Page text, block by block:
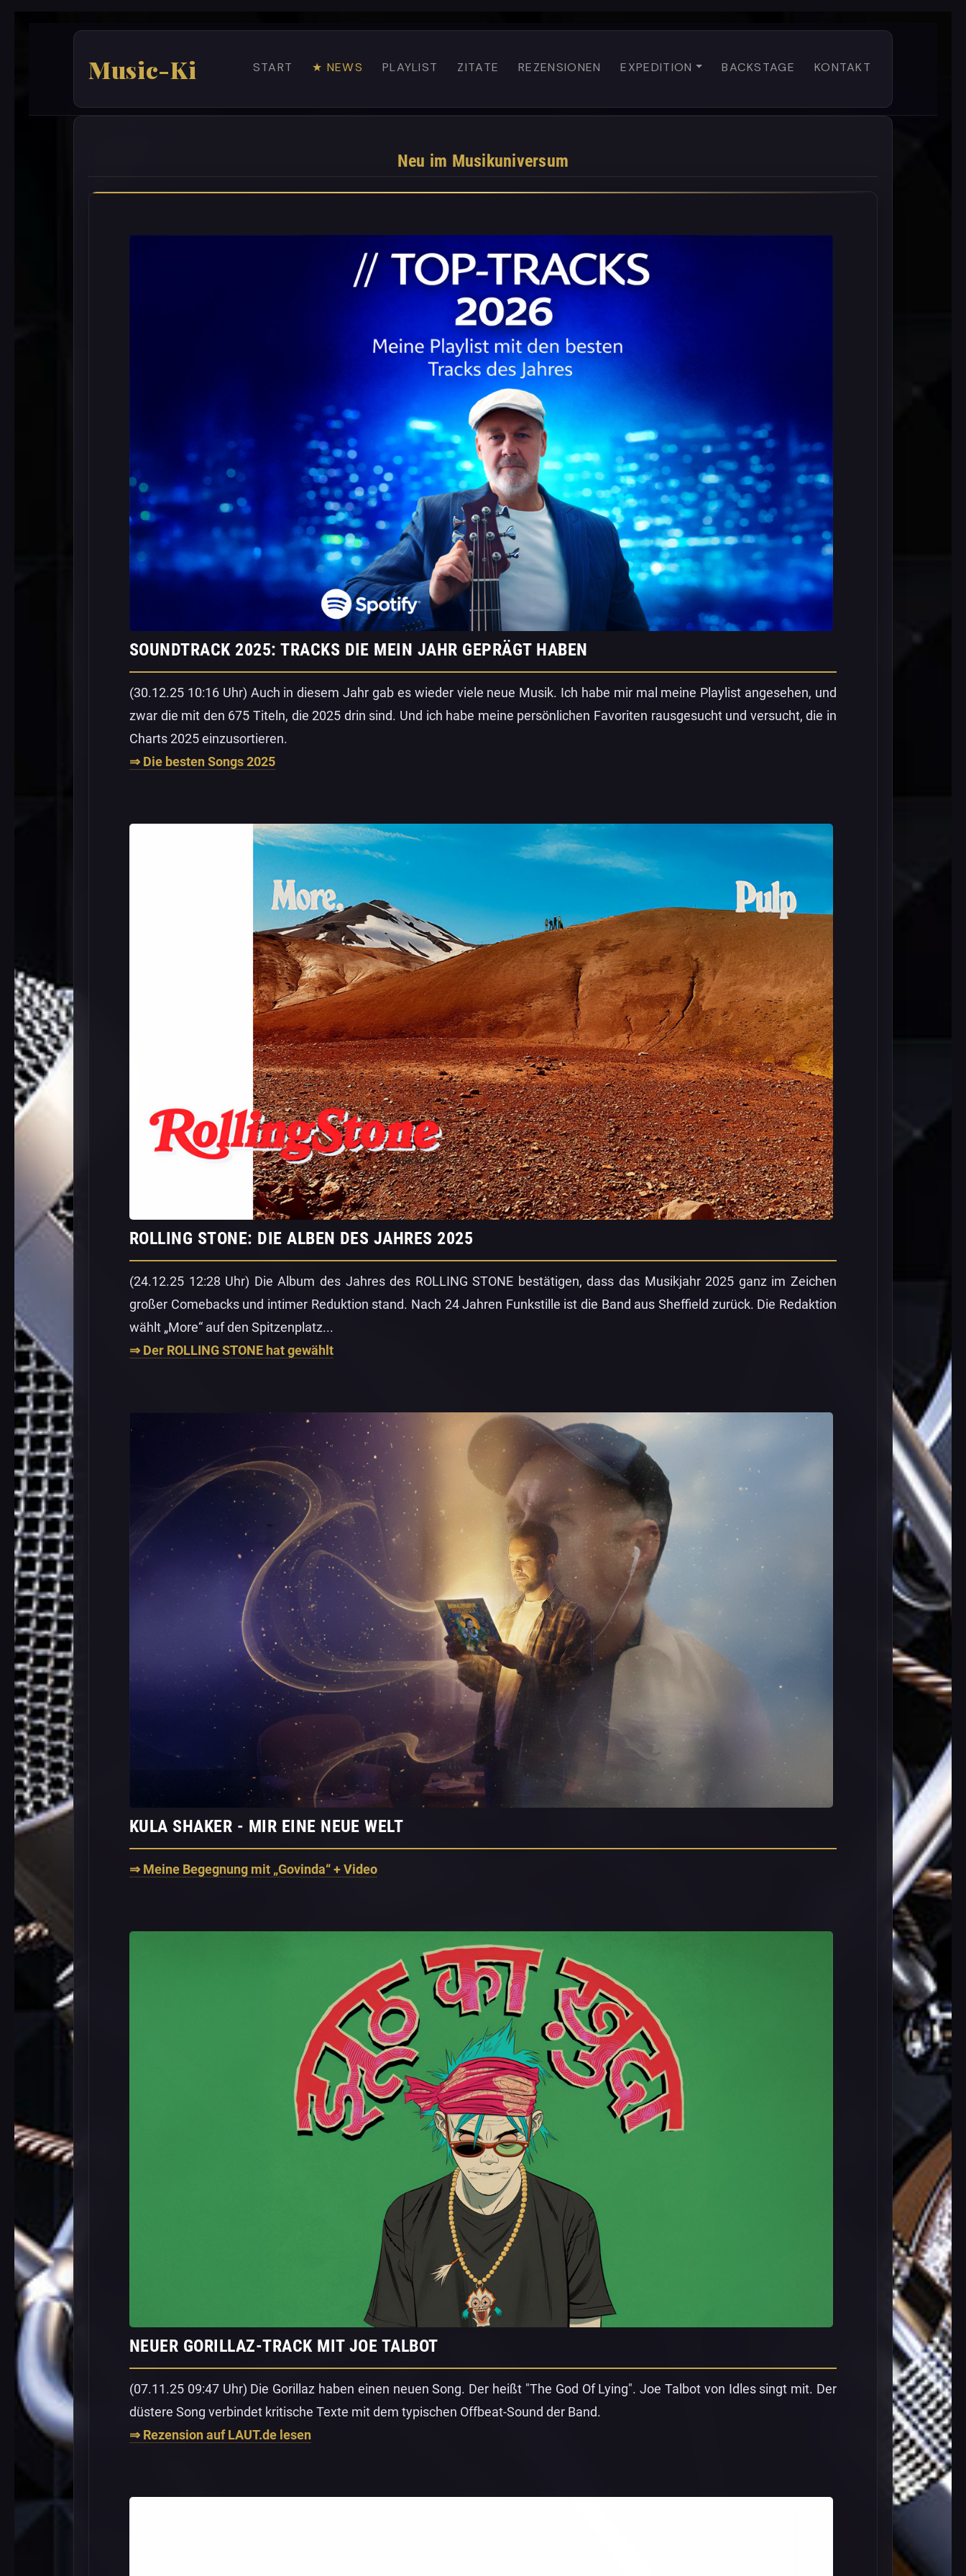
Music-Ki START ★ NEWS PLAYLIST ZITATE REZENSIONEN EXPEDITION BACKSTAGE KONTAKT
Neu im Musikuniversum
SOUNDTRACK 2025: TRACKS DIE MEIN JAHR GEPRÄGT HABEN
(30.12.25 10:16 Uhr) Auch in diesem Jahr gab es wieder viele neue Musik. Ich habe mir mal meine Playlist angesehen, und
zwar die mit den 675 Titeln, die 2025 drin sind. Und ich habe meine persönlichen Favoriten rausgesucht und versucht, die in
Charts 2025 einzusortieren.
⇒ Die besten Songs 2025
ROLLING STONE: DIE ALBEN DES JAHRES 2025
(24.12.25 12:28 Uhr) Die Album des Jahres des ROLLING STONE bestätigen, dass das Musikjahr 2025 ganz im Zeichen
großer Comebacks und intimer Reduktion stand. Nach 24 Jahren Funkstille ist die Band aus Sheffield zurück. Die Redaktion
wählt „More“ auf den Spitzenplatz...
⇒ Der ROLLING STONE hat gewählt
KULA SHAKER - MIR EINE NEUE WELT
⇒ Meine Begegnung mit „Govinda“ + Video
NEUER GORILLAZ-TRACK MIT JOE TALBOT
(07.11.25 09:47 Uhr) Die Gorillaz haben einen neuen Song. Der heißt "The God Of Lying". Joe Talbot von Idles singt mit. Der
düstere Song verbindet kritische Texte mit dem typischen Offbeat-Sound der Band.
⇒ Rezension auf LAUT.de lesen